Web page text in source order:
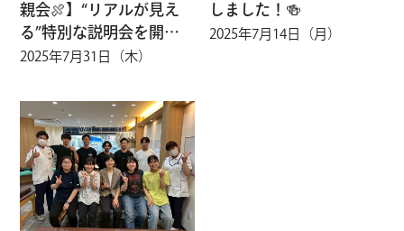
親会🍖】“リアルが見え
る”特別な説明会を開催
しています！
2025年7月31日（木）
しました！🍻
2025年7月14日（月）